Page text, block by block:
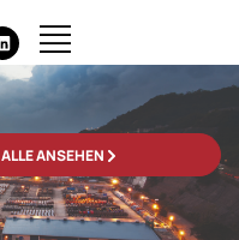
ALLE ANSEHEN